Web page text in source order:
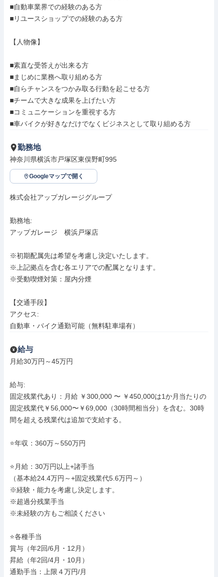
■自動車業界での経験のある方
■リユースショップでの経験のある方
【人物像】
■素直な受答えが出来る方
■まじめに業務へ取り組める方
■自らチャンスをつかみ取る行動を起こせる方
■チームで大きな成果を上げたい方
■コミュニケーションを重視する方
■車バイクが好きなだけでなくビジネスとして取り組める方
勤務地
神奈川県横浜市戸塚区東俣野町995
Googleマップで開く
株式会社アップガレージグループ
勤務地:
アップガレージ　横浜戸塚店
※初期配属先は希望を考慮し決定いたします。
※上記拠点を含む各エリアでの配属となります。
※受動喫煙対策：屋内分煙
【交通手段】
アクセス:
自動車・バイク通勤可能（無料駐車場有）
給与
月給30万円～45万円
給与:
固定残業代あり：月給 ￥300,000 〜 ￥450,000は1か月当たりの
固定残業代￥56,000〜￥69,000（30時間相当分）を含む。30時
間を超える残業代は追加で支給する。
⭐年収：360万～550万円
⭐月給：30万円以上+諸手当
（基本給24.4万円～+固定残業代5.6万円～）
※経験・能力を考慮し決定します。
※超過分残業手当
※未経験の方もご相談ください
⭐各種手当
賞与（年2回/6月・12月）
昇給（年2回/4月・10月）
通勤手当：上限４万円/月